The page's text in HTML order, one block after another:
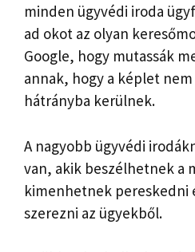
minden ügyvédi iroda
ad okot az olyan
Google, hogy mutassák
annak, hogy a képlet
hátrányba kerülnek.
A nagyobb ügyvédi
van, akik beszélhetnek a
kimenhetnek pereskedni
szerezni az ügyekből.